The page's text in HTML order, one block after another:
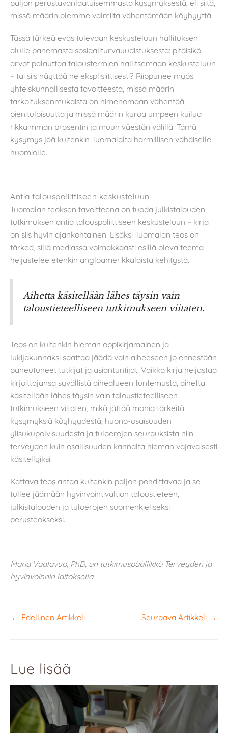
paljon perustavanlaatuisemmasta kysymyksestä, eli siitä,
missä määrin olemme valmiita vähentämään köyhyyttä.
Tässä tärkeä eväs tulevaan keskusteluun hallituksen
alulle panemasta sosiaaliturvauudistuksesta: pitäisikö
arvot palauttaa taloustermien hallitsemaan keskusteluun
– tai siis näyttää ne eksplisiittisesti? Riippunee myös
yhteiskunnallisesta tavoitteesta, missä määrin
tarkoituksenmukaista on nimenomaan vähentää
pienituloisuutta ja missä määrin kuroa umpeen kuilua
rikkaimman prosentin ja muun väestön välillä. Tämä
kysymys jää kuitenkin Tuomalalta harmillisen vähäiselle
huomiolle.
Antia talouspoliittiseen keskusteluun
Tuomalan teoksen tavoitteena on tuoda julkistalouden
tutkimuksen antia talouspoliittiseen keskusteluun – kirja
on siis hyvin ajankohtainen. Lisäksi Tuomalan teos on
tärkeä, sillä mediassa voimakkaasti esillä oleva teema
heijastelee etenkin angloamerikkalaista kehitystä.
Aihetta käsitellään lähes täysin vain
taloustieteelliseen tutkimukseen viitaten.
Teos on kuitenkin hieman oppikirjamainen ja
lukijakunnaksi saattaa jäädä vain aiheeseen jo ennestään
paneutuneet tutkijat ja asiantuntijat. Vaikka kirja heijastaa
kirjoittajansa syvällistä aihealueen tuntemusta, aihetta
käsitellään lähes täysin vain taloustieteelliseen
tutkimukseen viitaten, mikä jättää monia tärkeitä
kysymyksiä köyhyydestä, huono-osaisuuden
ylisukupolvisuudesta ja tuloerojen seurauksista niin
terveyden kuin osallisuuden kannalta hieman vajavaisesti
käsitellyiksi.
Kattava teos antaa kuitenkin paljon pohdittavaa ja se
tullee jäämään hyvinvointivaltion taloustieteen,
julkistalouden ja tuloerojen suomenkieliseksi
perusteokseksi.
Maria Vaalavuo, PhD, on tutkimuspäällikkö Terveyden ja
hyvinvoinnin laitoksella.
← Edellinen Artikkeli Seuraava Artikkeli →
Lue lisää